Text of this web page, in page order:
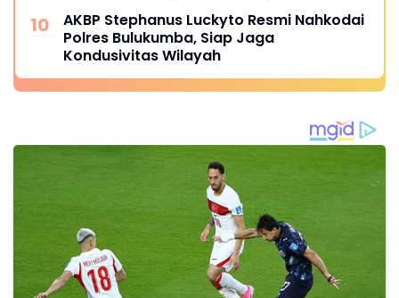
AKBP Stephanus Luckyto Resmi Nahkodai
Polres Bulukumba, Siap Jaga
Kondusivitas Wilayah